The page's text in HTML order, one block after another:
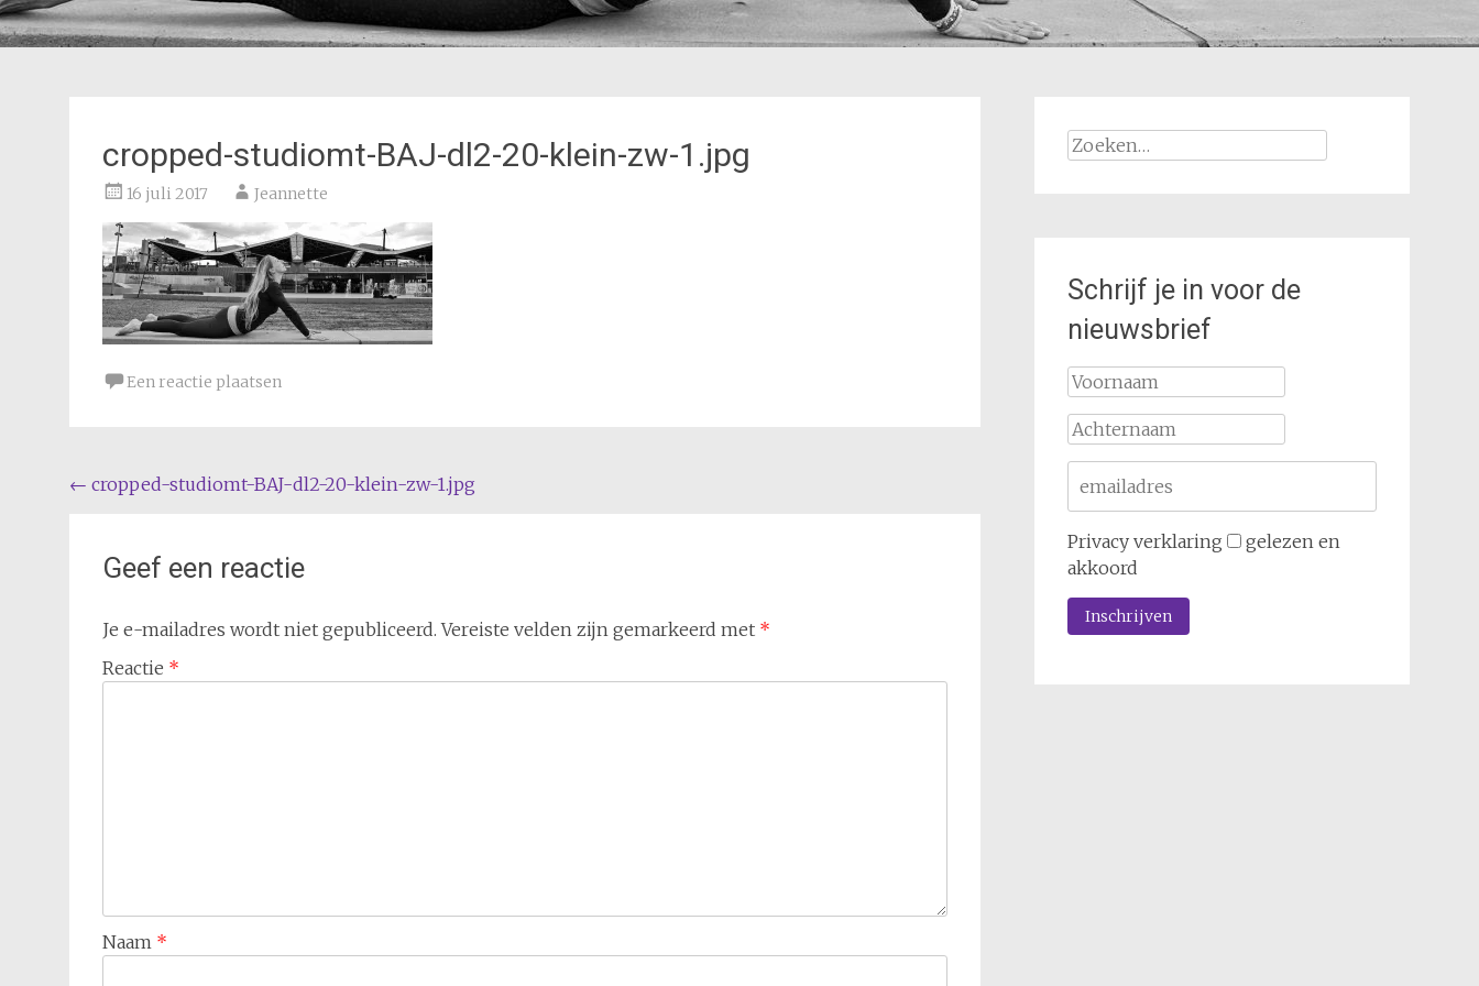
cropped-studiomt-BAJ-dl2-20-klein-zw-1.jpg
16 juli 2017 Jeannette
Een reactie plaatsen
Bericht
← cropped-studiomt-BAJ-dl2-20-klein-zw-1.jpg
Geef een reactie
Je e-mailadres wordt niet gepubliceerd. Vereiste velden zijn gemarkeerd met *
Reactie *
Naam *
Zoeken
Schrijf je in voor de
nieuwsbrief
Privacy verklaring
gelezen en
akkoord